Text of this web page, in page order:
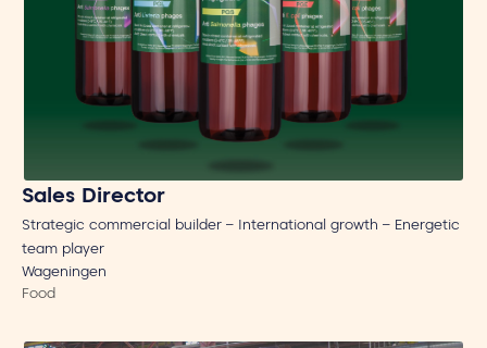
Sales Director
Strategic commercial builder – International growth – Energetic
team player
Wageningen
Food